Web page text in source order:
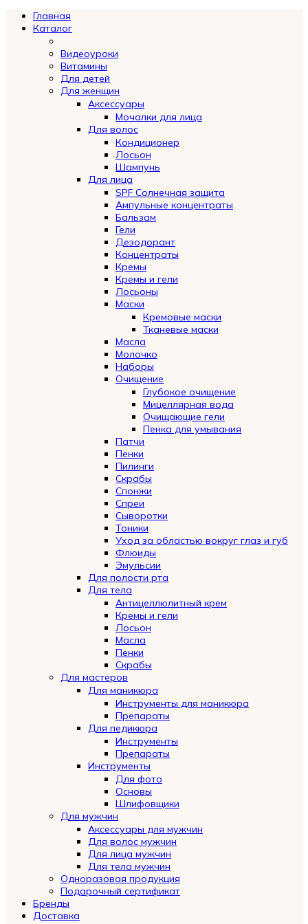
Главная
Каталог
Видеоуроки
Витамины
Для детей
Для женщин
Аксессуары
Мочалки для лица
Для волос
Кондиционер
Лосьон
Шампунь
Для лица
SPF Солнечная защита
Ампульные концентраты
Бальзам
Гели
Дезодорант
Концентраты
Кремы
Кремы и гели
Лосьоны
Маски
Кремовые маски
Тканевые маски
Масла
Молочко
Наборы
Очищение
Глубокое очищение
Мицеллярная вода
Очищающие гели
Пенка для умывания
Патчи
Пенки
Пилинги
Скрабы
Спонжи
Спреи
Сыворотки
Тоники
Уход за областью вокруг глаз и губ
Флюиды
Эмульсии
Для полости рта
Для тела
Антицеллюлитный крем
Кремы и гели
Лосьон
Масла
Пенки
Скрабы
Для мастеров
Для маникюра
Инструменты для маникюра
Препараты
Для педикюра
Инструменты
Препараты
Инструменты
Для фото
Основы
Шлифовщики
Для мужчин
Аксессуары для мужчин
Для волос мужчин
Для лица мужчин
Для тела мужчин
Одноразовая продукция
Подарочный сертификат
Automatically
Hierarchic
Бренды
Доставка